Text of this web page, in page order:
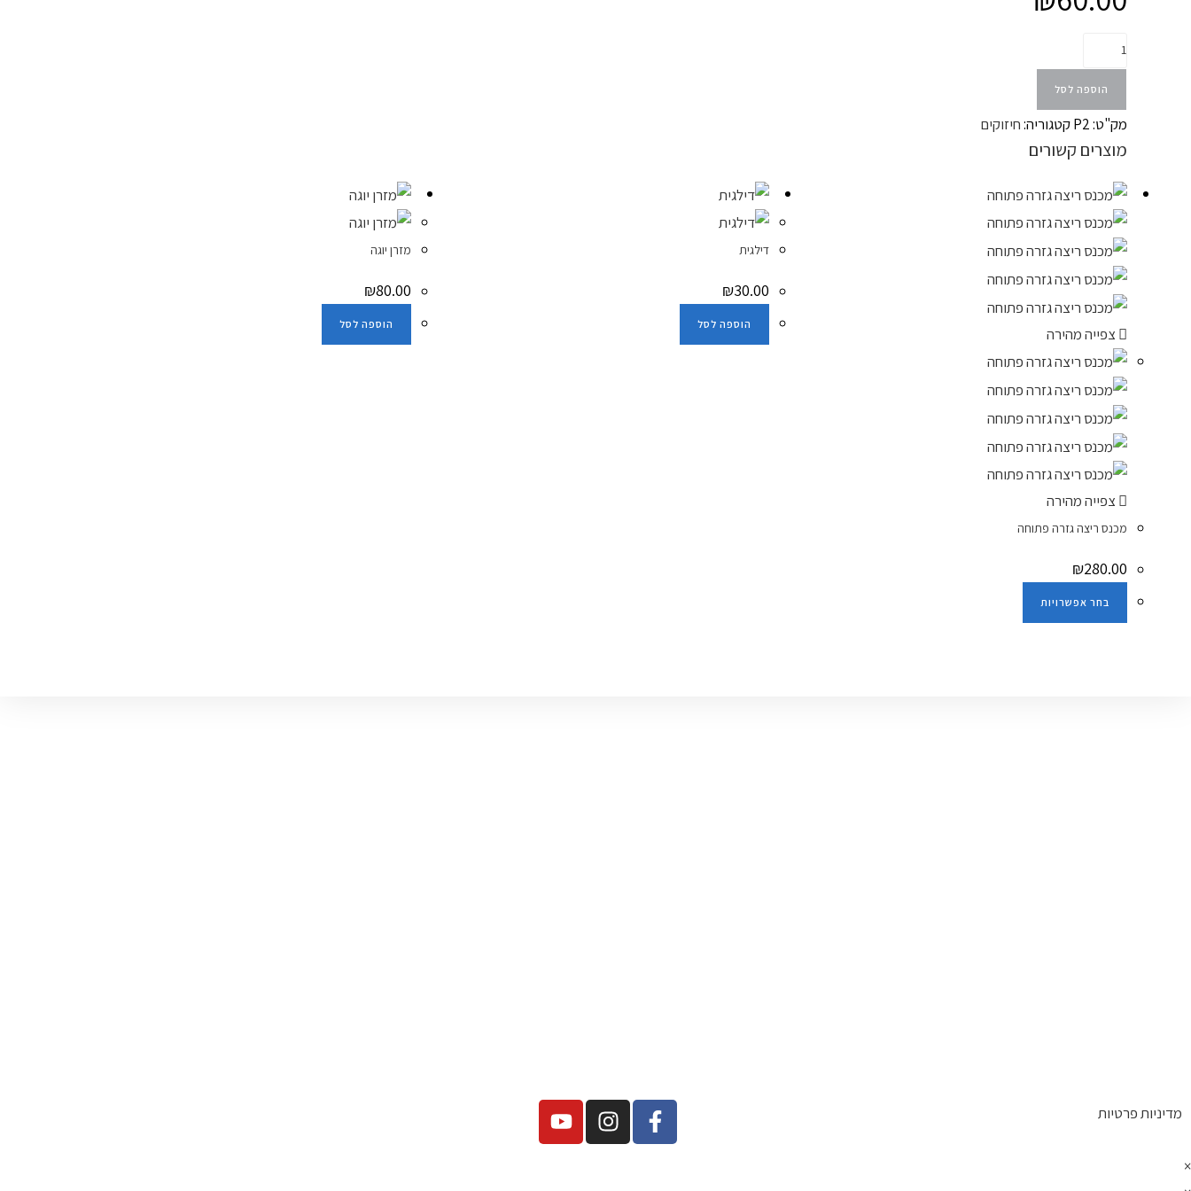
הוספה לסל
מק"ט:P2קטגוריה:חיזוקים
מוצרים קשורים
מזרן יוגה
₪80.00
הוספה לסל
דילגית
₪30.00
הוספה לסל צפייה מהירה
צפייה מהירה
מכנס ריצה גזרה פתוחה
₪280.00
בחר אפשרויות
מדיניות פרטיות
×